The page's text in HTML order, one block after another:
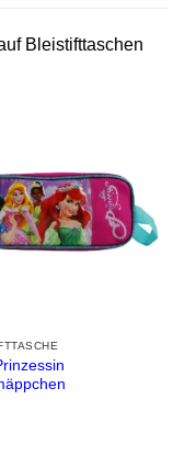
Bleistifttaschen